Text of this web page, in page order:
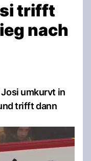
trifft
nach
umkurvt in
trifft dann